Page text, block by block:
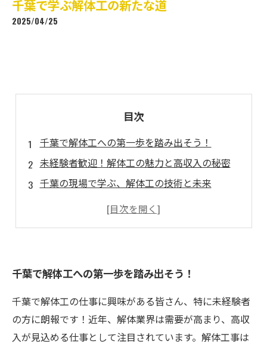
千葉で学ぶ解体工の新たな道
2025/04/25
目次
千葉で解体工への第一歩を踏み出そう！
未経験者歓迎！解体工の魅力と高収入の秘密
千葉の現場で学ぶ、解体工の技術と未来
新たな仲間と共に、解体業界の仲間入り
千葉で解体工への第一歩を踏み出そう！
千葉で解体工の仕事に興味がある皆さん、特に未経験者
の方に朗報です！近年、解体業界は需要が高まり、高収
入が見込める仕事として注目されています。解体工事は